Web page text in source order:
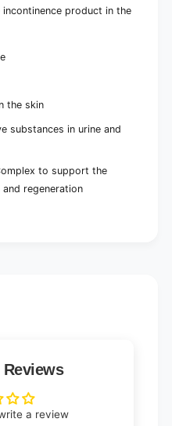
product in the
the skin
substances in urine and
to support the
regeneration
a review